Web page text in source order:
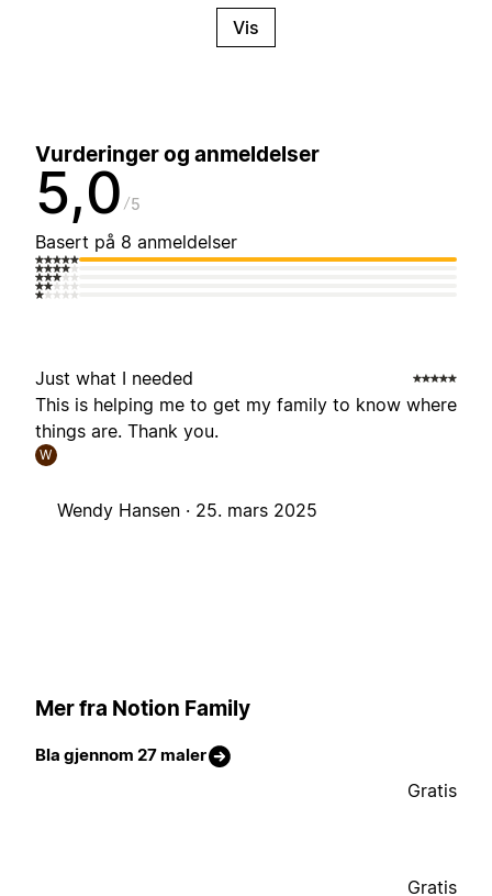
Vis
Vurderinger og anmeldelser
5,0 5
Basert på 8 anmeldelser
Just what I needed
This is helping me to get my family to know where
things are. Thank you.
W
Wendy Hansen · 25. mars 2025
Mer fra Notion Family
Bla gjennom 27 maler
Gratis
Gratis